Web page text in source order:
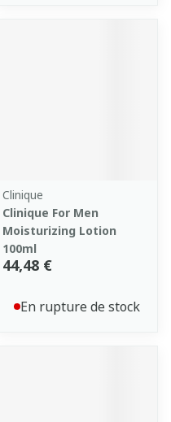
Clinique
Clinique For Men
Moisturizing Lotion
100ml
44,48 €
En rupture de stock